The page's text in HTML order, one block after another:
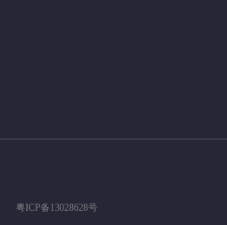
粤ICP备13028628号